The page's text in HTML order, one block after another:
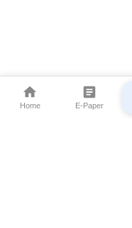
Home E-Paper